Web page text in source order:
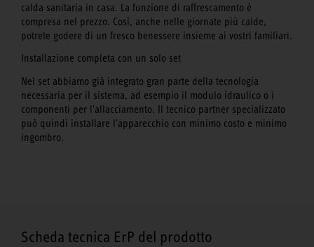
calda sanitaria in casa. La funzione di raffrescamento è
compresa nel prezzo. Così, anche nelle giornate più calde,
potrete godere di un fresco benessere insieme ai vostri familiari.
Installazione completa con un solo set
Nel set abbiamo già integrato gran parte della tecnologia
necessaria per il sistema, ad esempio il modulo idraulico o i
componenti per l'allacciamento. Il tecnico partner specializzato
può quindi installare l'apparecchio con minimo costo e minimo
ingombro.
Scheda tecnica ErP del prodotto